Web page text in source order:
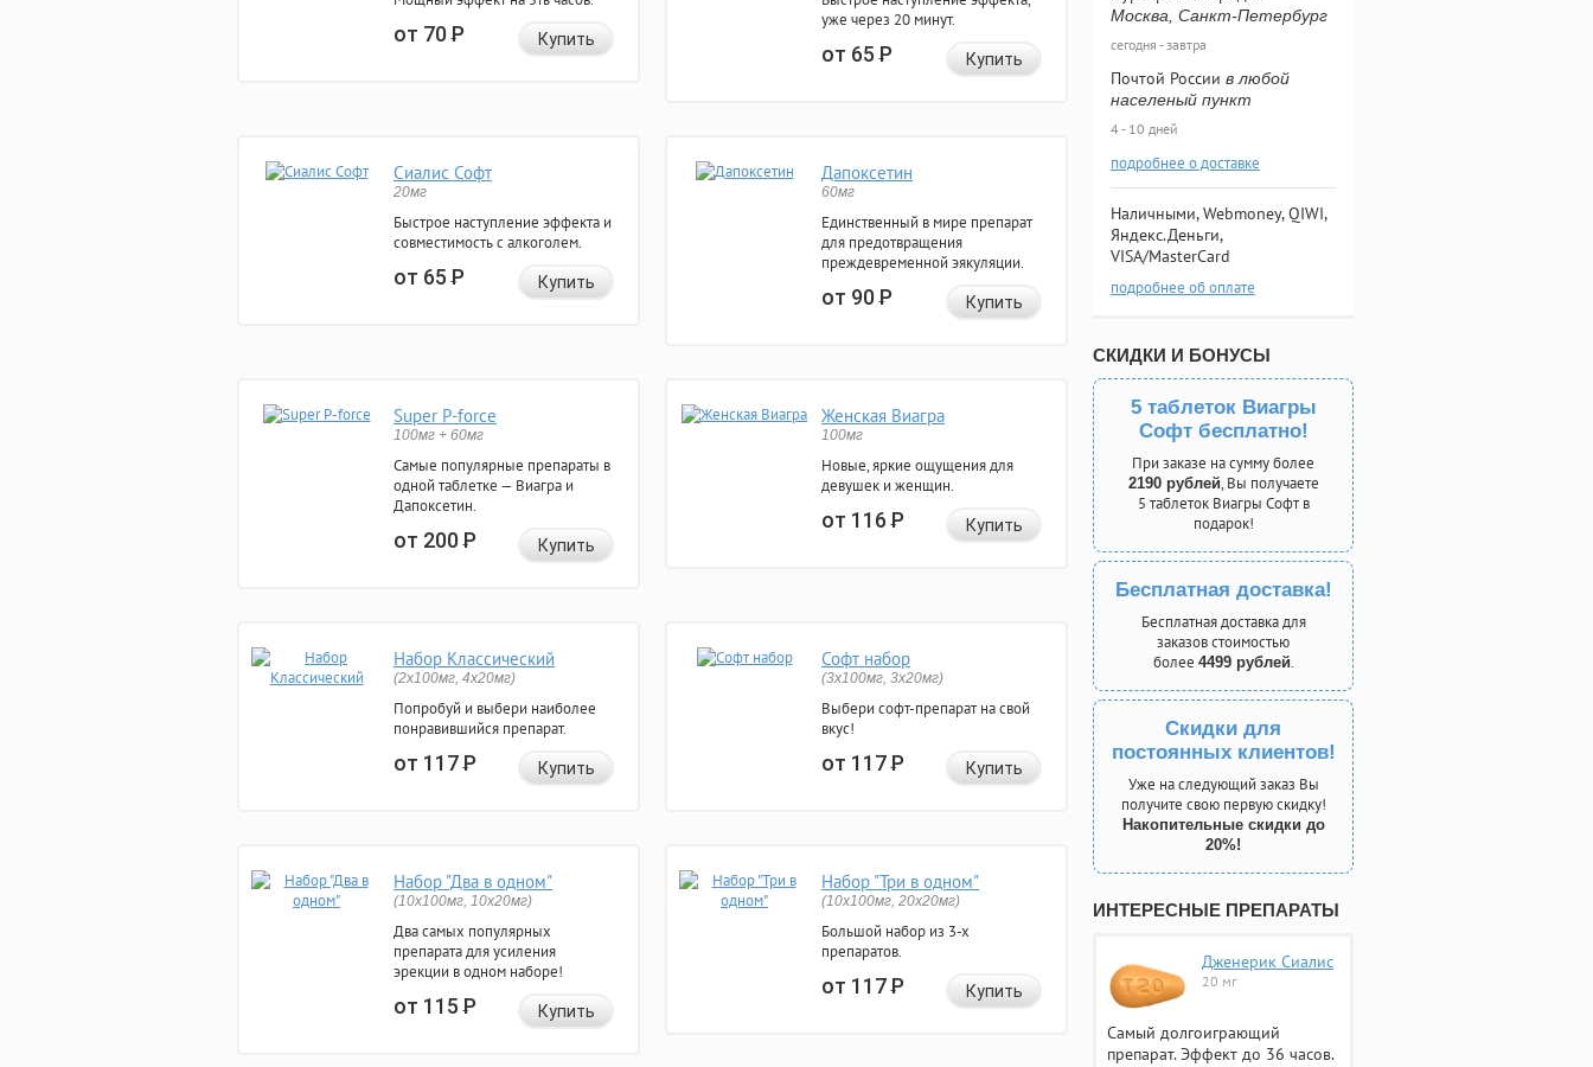
от 70Р Купить
уже через 20 минут.
от 65Р Купить
Сиалис Софт
20мг
Быстрое наступление эффекта и
совместимость с алкоголем.
от 65Р Купить
Дапоксетин
60мг
Единственный в мире препарат
для предотвращения
преждевременной эякуляции.
от 90Р Купить
Super P-force
100мг + 60мг
Самые популярные препараты в
одной таблетке — Виагра и
Дапоксетин.
от 200Р Купить
Женская Виагра
100мг
Новые, яркие ощущения для
девушек и женщин.
от 116Р Купить
Набор Классический
(2x100мг, 4x20мг)
Попробуй и выбери наиболее
понравившийся препарат.
от 117Р Купить
Софт набор
(3x100мг, 3x20мг)
Выбери софт-препарат на свой
вкус!
от 117Р Купить
Набор "Два в одном"
(10x100мг, 10x20мг)
Два самых популярных
препарата для усиления
эрекции в одном наборе!
от 115Р Купить
Набор "Три в одном"
(10x100мг, 20x20мг)
Большой набор из 3-х
препаратов.
от 117Р Купить
Москва, Санкт-Петербург
сегодня - завтра
Почтой России в любой
населеный пункт
4 - 10 дней
подробнее о доставке
Наличными, Webmoney, QIWI,
Яндекс.Деньги,
VISA/MasterCard
подробнее об оплате
СКИДКИ И БОНУСЫ
5 таблеток Виагры
Софт бесплатно!
При заказе на сумму более
2190 рублей, Вы получаете
5 таблеток Виагры Софт в
подарок!
Бесплатная доставка!
Бесплатная доставка для
заказов стоимостью
более 4499 рублей.
Скидки для
постоянных клиентов!
Уже на следующий заказ Вы
получите свою первую скидку!
Накопительные скидки до
20%!
ИНТЕРЕСНЫЕ ПРЕПАРАТЫ
Дженерик Сиалис
20 мг
Самый долгоиграющий
препарат. Эффект до 36 часов.